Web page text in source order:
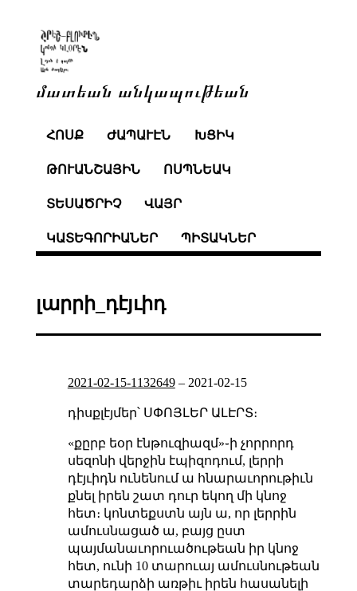
մատեան անկապութեան
ՀՈՍՔ ԺԱՊԱՒԷՆ ԽՑԻԿ
ԹՈՒԱՆՇԱՅԻՆ ՈՍՊՆԵԱԿ
ՏԵՍԱԾՐԻՉ ՎԱՅՐ
ԿԱՏԵԳՈՐԻԱՆԵՐ ՊԻՏԱԿՆԵՐ
լարրի_դէյւիդ
2021-02-15-1132649– 2021-02-15
դիսքլէյմեր՝ ՍՓՈՅԼԵՐ ԱԼԷՐՏ։
«քըրբ եօր էնթուզիազմ»֊ի չորրորդ
սեզոնի վերջին էպիզոդում, լերրի
դէյւիդն ունենում ա հնարաւորութիւն
քնել իրեն շատ դուր եկող մի կնոջ
հետ։ կոնտեքստն այն ա, որ լերրին
ամուսնացած ա, բայց ըստ
պայմանաւորուածութեան իր կնոջ
հետ, ունի 10 տարուայ ամուսնութեան
տարեդարձի առթիւ իրեն հասանելի